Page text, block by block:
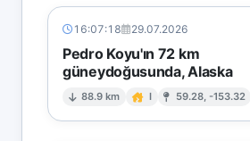
16:07:18 29.07.2026
Pedro Koyu'ın 72 km
güneydoğusunda, Alaska
88.9 km I 59.28, -153.32